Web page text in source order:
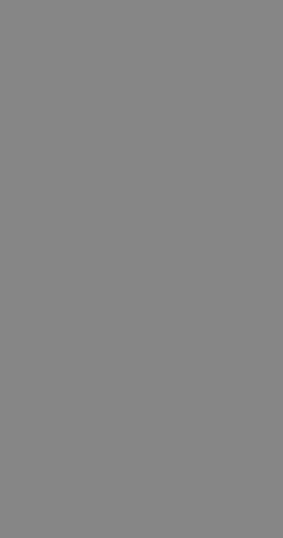
statistiske data ift.
for Youtube-